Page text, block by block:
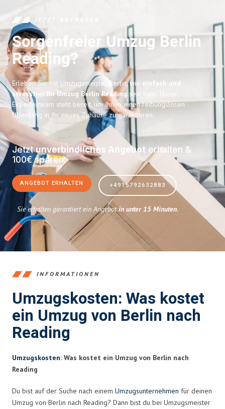
JETZT ANFRAGEN
Sorgenfreier Umzug Berlin
Reading?
Erleben Sie mit Umzugsmeister Berlin, wie einfach und
stressfrei Ihr Umzug Berlin Reading sein kann. Unser
Expertenteam steht bereit, um Ihnen einen reibungslosen
Übergang in Ihr neues Zuhause zu garantieren.
Jetztunverbindliches Angebot erhalten &
100€ sparen:
ANGEBOT ERHALTEN +4915792632883
Sie erhalten garantiert ein Angebotin unter 15 Minuten.
INFORMATIONEN
Umzugskosten: Was kostet
ein Umzug von Berlin nach
Reading
Umzugskosten: Was kostet ein Umzug von Berlin nach
Reading
Du bist auf der Suche nach einem Umzugsunternehmen für deinen
Umzug von Berlin nach Reading? Dann bist du bei Umzugsmeister